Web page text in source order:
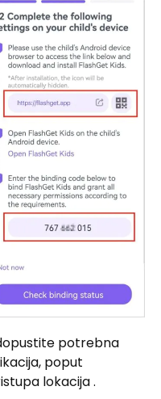
potrebna
poput
lokacija .